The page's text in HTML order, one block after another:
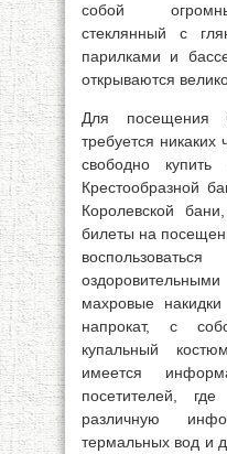
собой
стеклянный с
парилками и
открываются
Для посещения
требуется никаких
свободно
Крестообразной
Королевской
билеты на
махровые
напрокат, с
купальный
имеется
посетителей,
различную
термальных вод и